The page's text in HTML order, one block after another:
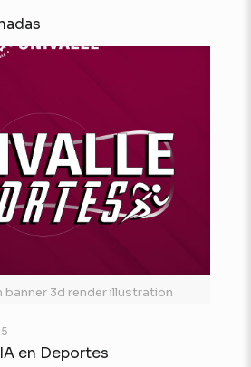
banner 3d render illustration
en Deportes